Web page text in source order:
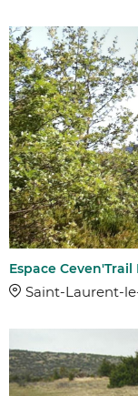
Espace Ceven'Trail
Saint-Laurent-